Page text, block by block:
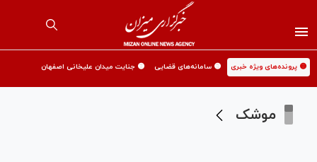
🟡 پرونده‌های ویژه خبری 🟡 سامانه‌های قضایی 🟡 جنایت میدان علیخانی اصفهان
موشک